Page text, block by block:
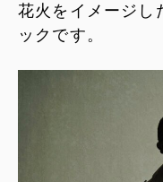
花火をイメージし
ックです。